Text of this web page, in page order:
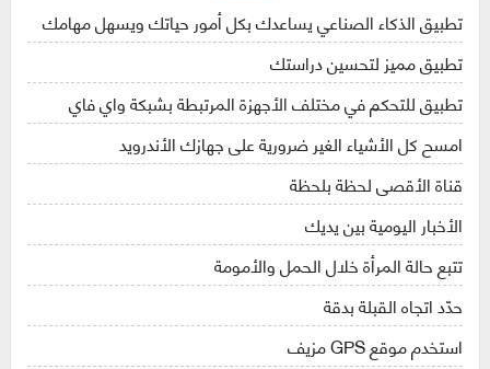
تطبيق الذكاء الصناعي يساعدك بكل أمور حياتك ويسهل مهامك
تطبيق مميز لتحسين دراستك
تطبيق للتحكم في مختلف الأجهزة المرتبطة بشبكة واي فاي
امسح كل الأشياء الغير ضرورية على جهازك الأندرويد
قناة الأقصى لحظة بلحظة
الأخبار اليومية بين يديك
تتبع حالة المرأة خلال الحمل والأمومة
حدّد اتجاه القبلة بدقة
استخدم موقع GPS مزيف